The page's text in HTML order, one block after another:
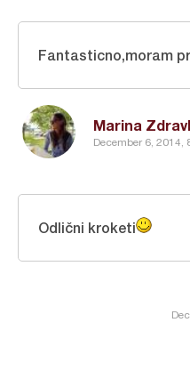
Marina
December 6, 2014,
Fantasticno,moram
Odlični kroketi